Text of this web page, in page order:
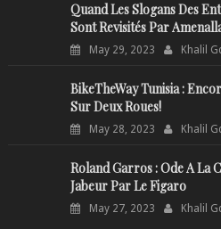
Quand Les Slogans Des
Sont Revisités Par
May 29, 2023 Khalil
BikeTheWay Tunisia :
Sur Deux Roues!
May 28, 2023 Khalil
Roland Garros : Ode A La
Jabeur Par Le Figaro
May 27, 2023 Khalil